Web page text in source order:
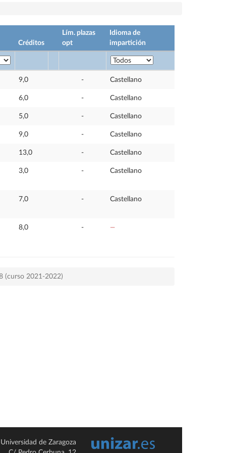
Créditos
Lím. plazas
opt
Idioma de
impartición
9,0 - Castellano
6,0 - Castellano
5,0 - Castellano
9,0 - Castellano
13,0 - Castellano
3,0 - Castellano
7,0 - Castellano
8,0 - —
(curso 2021-2022)
Universidad de Zaragoza